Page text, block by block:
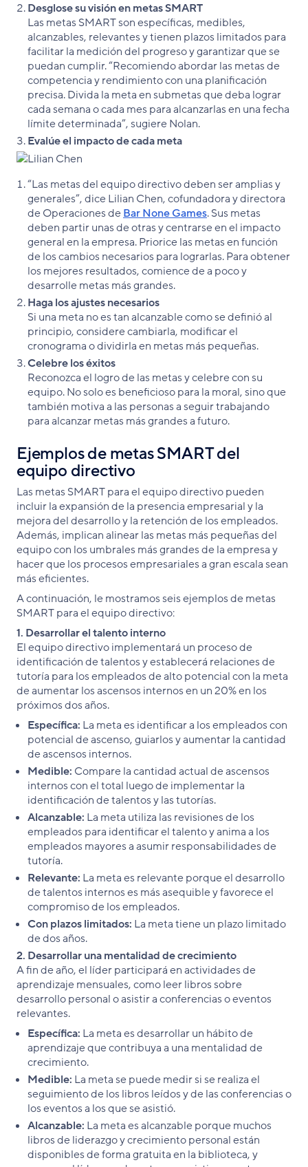
Desglose su visión en metas SMART
Las metas SMART son específicas, medibles,
alcanzables, relevantes y tienen plazos limitados para
facilitar la medición del progreso y garantizar que se
puedan cumplir. “Recomiendo abordar las metas de
competencia y rendimiento con una planificación
precisa. Divida la meta en submetas que deba lograr
cada semana o cada mes para alcanzarlas en una fecha
límite determinada”, sugiere Nolan.
Evalúe el impacto de cada meta
“Las metas del equipo directivo deben ser amplias y
generales”, dice Lilian Chen, cofundadora y directora
de Operaciones deBar None Games. Sus metas
deben partir unas de otras y centrarse en el impacto
general en la empresa. Priorice las metas en función
de los cambios necesarios para lograrlas. Para obtener
los mejores resultados, comience de a poco y
desarrolle metas más grandes.
Haga los ajustes necesarios
Si una meta no es tan alcanzable como se definió al
principio, considere cambiarla, modificar el
cronograma o dividirla en metas más pequeñas.
Celebre los éxitos
Reconozca el logro de las metas y celebre con su
equipo. No solo es beneficioso para la moral, sino que
también motiva a las personas a seguir trabajando
para alcanzar metas más grandes a futuro.
Ejemplos de metas SMART del
equipo directivo
Las metas SMART para el equipo directivo pueden
incluir la expansión de la presencia empresarial y la
mejora del desarrollo y la retención de los empleados.
Además, implican alinear las metas más pequeñas del
equipo con los umbrales más grandes de la empresa y
hacer que los procesos empresariales a gran escala sean
más eficientes.
A continuación, le mostramos seis ejemplos de metas
SMART para el equipo directivo:
1. Desarrollar el talento interno
El equipo directivo implementará un proceso de
identificación de talentos y establecerá relaciones de
tutoría para los empleados de alto potencial con la meta
de aumentar los ascensos internos en un 20% en los
próximos dos años.
Específica: La meta es identificar a los empleados con
potencial de ascenso, guiarlos y aumentar la cantidad
de ascensos internos.
Medible: Compare la cantidad actual de ascensos
internos con el total luego de implementar la
identificación de talentos y las tutorías.
Alcanzable: La meta utiliza las revisiones de los
empleados para identificar el talento y anima a los
empleados mayores a asumir responsabilidades de
tutoría.
Relevante: La meta es relevante porque el desarrollo
de talentos internos es más asequible y favorece el
compromiso de los empleados.
Con plazos limitados: La meta tiene un plazo limitado
de dos años.
2. Desarrollar una mentalidad de crecimiento
A fin de año, el líder participará en actividades de
aprendizaje mensuales, como leer libros sobre
desarrollo personal o asistir a conferencias o eventos
relevantes.
Específica: La meta es desarrollar un hábito de
aprendizaje que contribuya a una mentalidad de
crecimiento.
Medible: La meta se puede medir si se realiza el
seguimiento de los libros leídos y de las conferencias o
los eventos a los que se asistió.
Alcanzable: La meta es alcanzable porque muchos
libros de liderazgo y crecimiento personal están
disponibles de forma gratuita en la biblioteca, y